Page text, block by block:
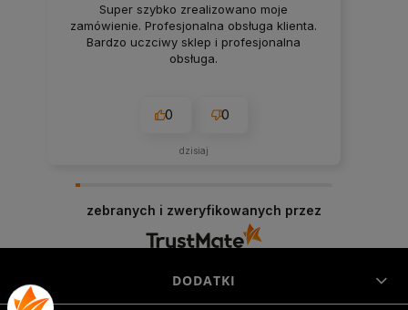
Super szybko zrealizowano moje
zamówienie. Profesjonalna obsługa klienta.
Bardzo uczciwy sklep i profesjonalna
obsługa.
0 0
dzisiaj
zebranych i zweryfikowanych przez
DODATKI